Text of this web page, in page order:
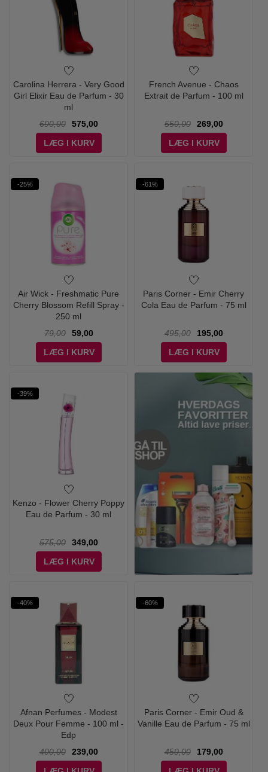
Carolina Herrera - Very Good
Girl Elixir Eau de Parfum - 30
ml
690,00
575,00
LÆG I KURV
French Avenue - Chaos
Extrait de Parfum - 100 ml
550,00
269,00
LÆG I KURV
-25%
Air Wick - Freshmatic Pure
Cherry Blossom Refill Spray -
250 ml
79,00
59,00
LÆG I KURV
-61%
Paris Corner - Emir Cherry
Cola Eau de Parfum - 75 ml
495,00
195,00
LÆG I KURV
-39%
Kenzo - Flower Cherry Poppy
Eau de Parfum - 30 ml
575,00
349,00
LÆG I KURV
-40%
Afnan Perfumes - Modest
Deux Pour Femme - 100 ml -
Edp
400,00
239,00
-60%
Paris Corner - Emir Oud &
Vanille Eau de Parfum - 75 ml
450,00
179,00